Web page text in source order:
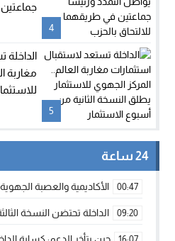
4
5
مغاربة
24 ساعة
00:47 الأكاديمية والعصبة
09:20 الداخلة تحتضن النسخة